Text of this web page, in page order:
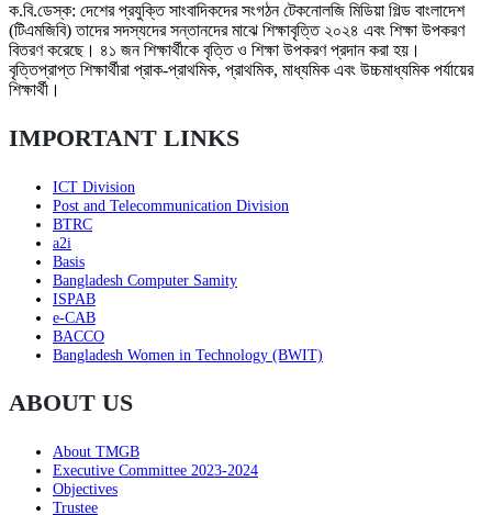
ক.বি.ডেস্ক: দেশের প্রযুক্তি সাংবাদিকদের সংগঠন টেকনোলজি মিডিয়া গিল্ড বাংলাদেশ
(টিএমজিবি) তাদের সদস্যদের সন্তানদের মাঝে শিক্ষাবৃত্তি ২০২৪ এবং শিক্ষা উপকরণ
বিতরণ করেছে। ৪১ জন শিক্ষার্থীকে বৃত্তি ও শিক্ষা উপকরণ প্রদান করা হয়।
বৃত্তিপ্রাপ্ত শিক্ষার্থীরা প্রাক-প্রাথমিক, প্রাথমিক, মাধ্যমিক এবং উচ্চমাধ্যমিক পর্যায়ের
শিক্ষার্থী।
IMPORTANT LINKS
ICT Division
Post and Telecommunication Division
BTRC
a2i
Basis
Bangladesh Computer Samity
ISPAB
e-CAB
BACCO
Bangladesh Women in Technology (BWIT)
ABOUT US
About TMGB
Executive Committee 2023-2024
Objectives
Trustee